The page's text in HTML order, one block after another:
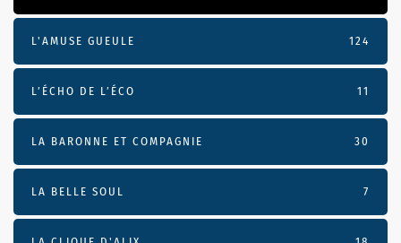
L'AMUSE GUEULE 124
L’ÉCHO DE L’ÉCO 11
LA BARONNE ET COMPAGNIE 30
LA BELLE SOUL 7